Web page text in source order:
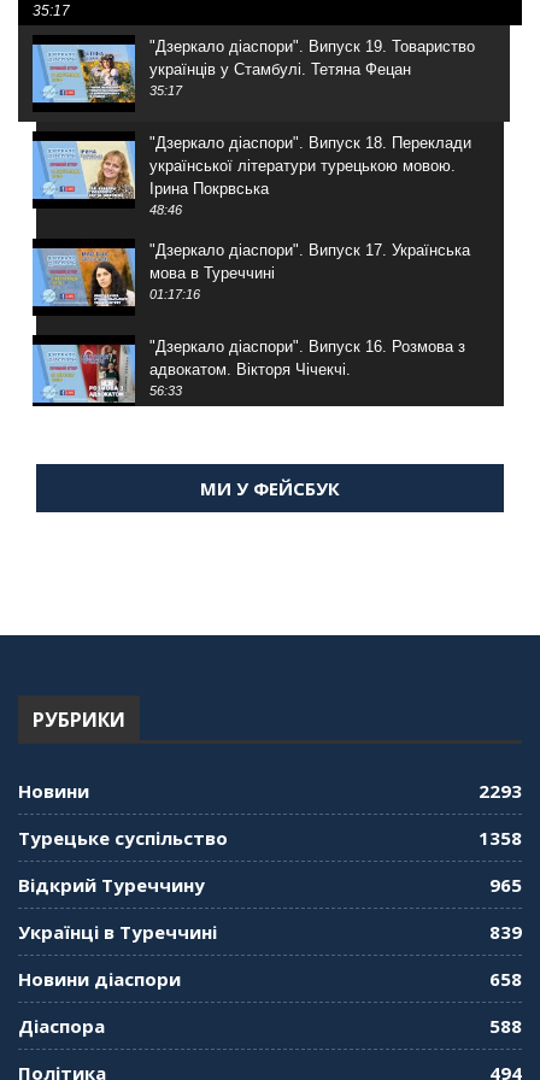
35:17
"Дзеркало діаспори". Випуск 19. Товариство
українців у Стамбулі. Тетяна Фецан
35:17
"Дзеркало діаспори". Випуск 18. Переклади
української літератури турецькою мовою.
Ірина Покрвська
48:46
"Дзеркало діаспори". Випуск 17. Українська
мова в Туреччині
01:17:16
"Дзеркало діаспори". Випуск 16. Розмова з
адвокатом. Вікторя Чічекчі.
56:33
Мухарський про життя в Туреччині
"Дзеркало діаспори". Випуск 13. МУШ в
"Дзеркало діаспори". Випуск 11. Олександр
Середа
"Дзеркало діаспори". Випуск 10. Тонкощі та
МИ У ФЕЙСБУК
РУБРИКИ
Новини
2293
Турецьке суспільство
1358
Відкрий Туреччину
965
Українці в Туреччині
839
Новини діаспори
658
Діаспора
588
Політика
494